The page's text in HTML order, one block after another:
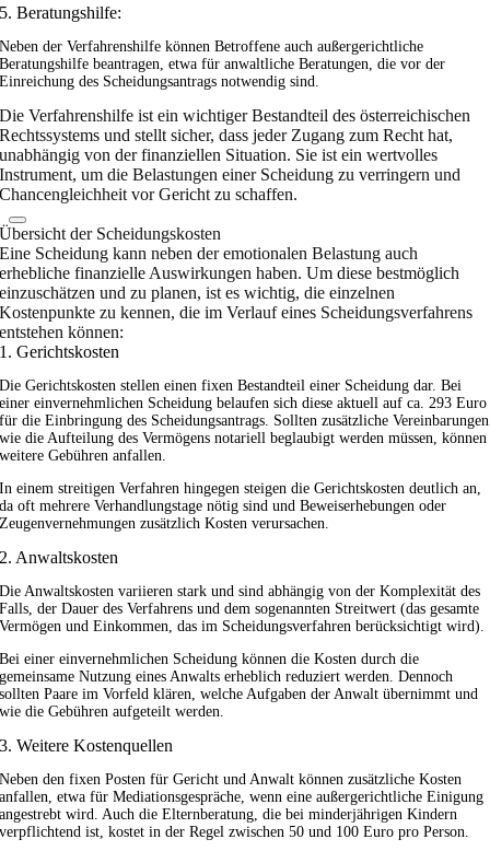
5. Beratungshilfe:
Neben der Verfahrenshilfe können Betroffene auch außergerichtliche
Beratungshilfe beantragen, etwa für anwaltliche Beratungen, die vor der
Einreichung des Scheidungsantrags notwendig sind.
Die Verfahrenshilfe ist ein wichtiger Bestandteil des österreichischen
Rechtssystems und stellt sicher, dass jeder Zugang zum Recht hat,
unabhängig von der finanziellen Situation. Sie ist ein wertvolles
Instrument, um die Belastungen einer Scheidung zu verringern und
Chancengleichheit vor Gericht zu schaffen.
Übersicht der Scheidungskosten
Eine Scheidung kann neben der emotionalen Belastung auch
erhebliche finanzielle Auswirkungen haben. Um diese bestmöglich
einzuschätzen und zu planen, ist es wichtig, die einzelnen
Kostenpunkte zu kennen, die im Verlauf eines Scheidungsverfahrens
entstehen können:
1. Gerichtskosten
Die Gerichtskosten stellen einen fixen Bestandteil einer Scheidung dar. Bei
einer einvernehmlichen Scheidung belaufen sich diese aktuell auf ca. 293 Euro
für die Einbringung des Scheidungsantrags. Sollten zusätzliche Vereinbarungen
wie die Aufteilung des Vermögens notariell beglaubigt werden müssen, können
weitere Gebühren anfallen.
In einem streitigen Verfahren hingegen steigen die Gerichtskosten deutlich an,
da oft mehrere Verhandlungstage nötig sind und Beweiserhebungen oder
Zeugenvernehmungen zusätzlich Kosten verursachen.
2. Anwaltskosten
Die Anwaltskosten variieren stark und sind abhängig von der Komplexität des
Falls, der Dauer des Verfahrens und dem sogenannten Streitwert (das gesamte
Vermögen und Einkommen, das im Scheidungsverfahren berücksichtigt wird).
Bei einer einvernehmlichen Scheidung können die Kosten durch die
gemeinsame Nutzung eines Anwalts erheblich reduziert werden. Dennoch
sollten Paare im Vorfeld klären, welche Aufgaben der Anwalt übernimmt und
wie die Gebühren aufgeteilt werden.
3. Weitere Kostenquellen
Neben den fixen Posten für Gericht und Anwalt können zusätzliche Kosten
anfallen, etwa für Mediationsgespräche, wenn eine außergerichtliche Einigung
angestrebt wird. Auch die Elternberatung, die bei minderjährigen Kindern
verpflichtend ist, kostet in der Regel zwischen 50 und 100 Euro pro Person.